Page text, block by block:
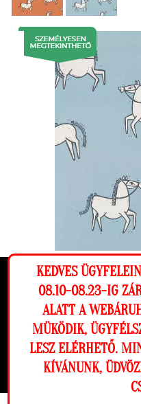
Ez a weboldal cookie-
lehető legjobb élményt
Beállítások
Elutasítom
Ló mintás kék színű
tapéta
63 990 Ft
KEDVES
08.10-08.23-IG
ALATT A
MÜKÖDIK,
LESZ ELÉRHETŐ.
KÍVÁNUNK,